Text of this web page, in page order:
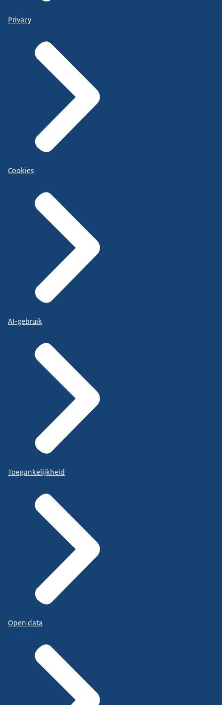
Privacy
Cookies
AI-gebruik
Toegankelijkheid
Open data